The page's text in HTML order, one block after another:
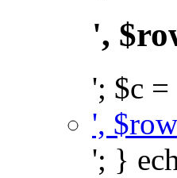
',
'; $c
',
'; }